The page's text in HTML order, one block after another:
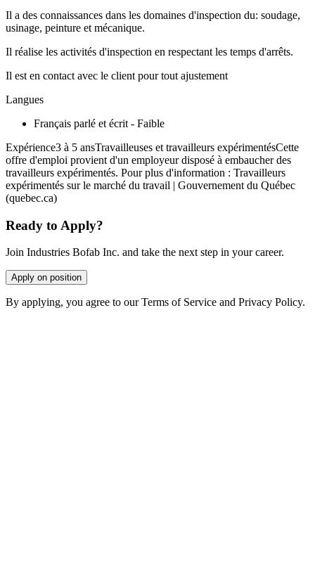
Il a des connaissances dans les domaines d'inspection du: soudage,
usinage, peinture et mécanique.
Il réalise les activités d'inspection en respectant les temps d'arrêts.
Il est en contact avec le client pour tout ajustement
Langues
Français parlé et écrit - Faible
Expérience3 à 5 ansTravailleuses et travailleurs expérimentésCette
offre d'emploi provient d'un employeur disposé à embaucher des
travailleurs expérimentés. Pour plus d'information : Travailleurs
expérimentés sur le marché du travail | Gouvernement du Québec
(quebec.ca)
Ready to Apply?
Join Industries Bofab Inc. and take the next step in your career.
Apply on position
By applying, you agree to our Terms of Service and Privacy Policy.